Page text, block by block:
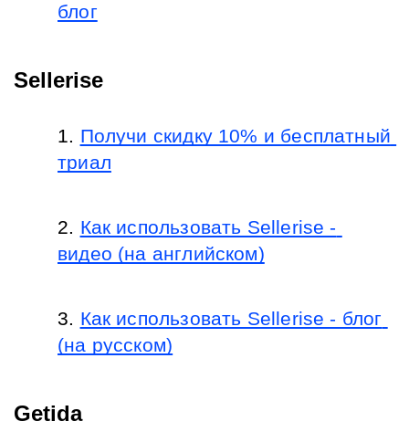
блог
Sellerise
Получи скидку 10% и бесплатный
триал
Как использовать Sellerise -
видео (на английском)
Как использовать Sellerise - блог
(на русском)
Getida